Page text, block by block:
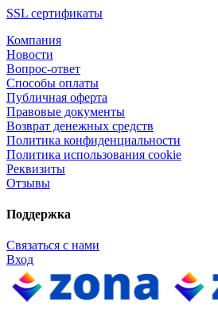
SSL сертификаты
Компания
Новости
Вопрос-ответ
Способы оплаты
Публичная оферта
Правовые документы
Возврат денежных средств
Политика конфиденциальности
Политика использования cookie
Реквизиты
Отзывы
Поддержка
Связаться с нами
Вход